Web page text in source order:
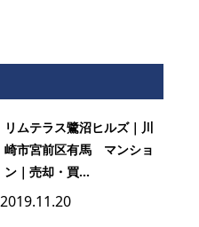
リムテラス鷺沼ヒルズ｜川
崎市宮前区有馬 マンショ
ン｜売却・買...
2019.11.20